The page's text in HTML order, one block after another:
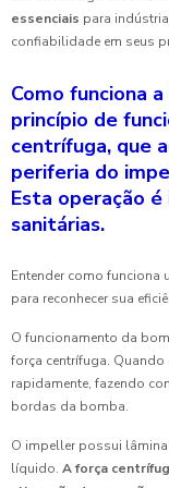
essenciais para
confiabilidade em seus
Como funciona
princípio de
centrífuga, que
periferia do
Esta operação
sanitárias.
Entender como funciona
para reconhecer sua
O funcionamento da
força centrífuga.
rapidamente, fazendo
bordas da bomba.
O impeller possui
líquido. A força